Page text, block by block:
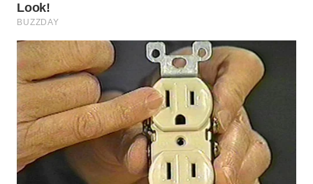
WN
CIREBON
WN
INDRAMAYU
WN
KUNINGAN